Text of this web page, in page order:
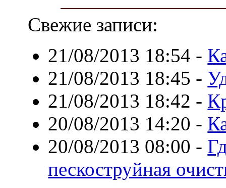
Свежие записи:
21/08/2013 18:54 -
21/08/2013 18:45 -
21/08/2013 18:42 -
20/08/2013 14:20 -
20/08/2013 08:00 -
пескоструйная